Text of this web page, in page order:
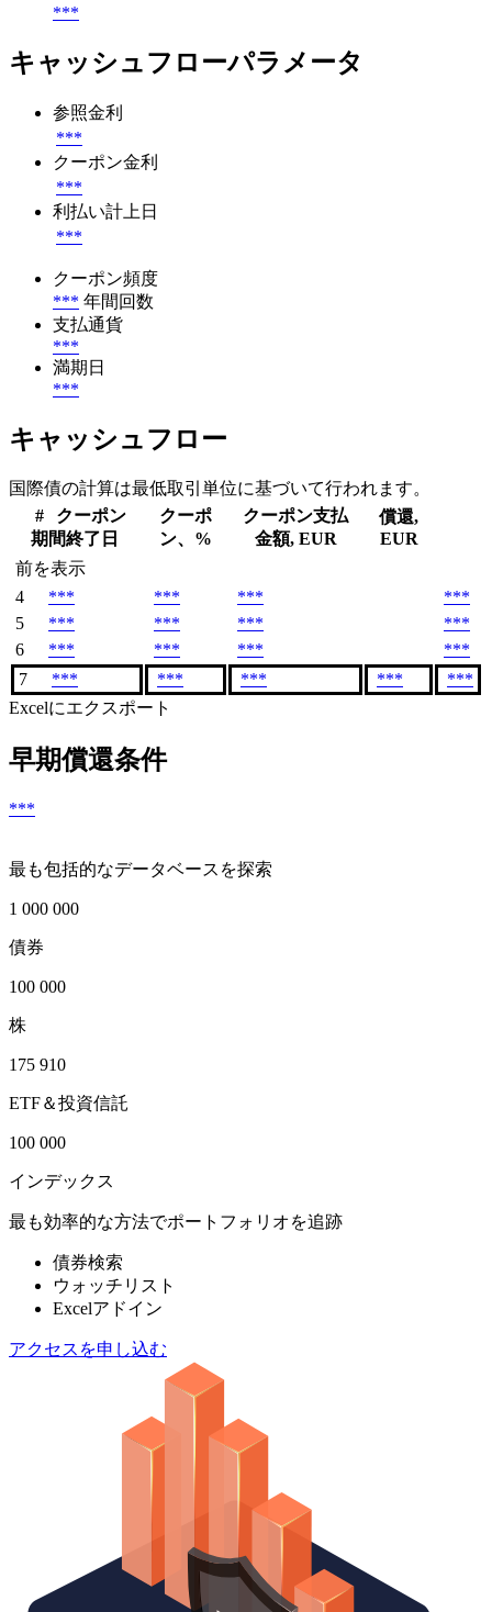
***
キャッシュフローパラメータ
参照金利
***
クーポン金利
***
利払い計上日
***
クーポン頻度
*** 年間回数
支払通貨
***
満期日
***
キャッシュフロー
国際債の計算は最低取引単位に基づいて行われます。
#
クーポン
期間終了日
クーポ
ン、%
クーポン支払
金額, EUR
償還,
EUR
前を表示
4
*** *** ***
***
5
*** *** ***
***
6
*** *** ***
***
7
*** *** *** ***
***
Excelにエクスポート
早期償還条件
***
最も包括的なデータベースを探索
1 000 000
債券
100 000
株
175 910
ETF＆投資信託
100 000
インデックス
最も効率的な方法でポートフォリオを追跡
債券検索
ウォッチリスト
Excelアドイン
アクセスを申し込む